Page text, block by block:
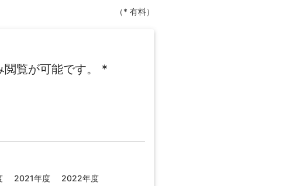
（* 有料）
覧が可能です。 *
2021年度 2022年度